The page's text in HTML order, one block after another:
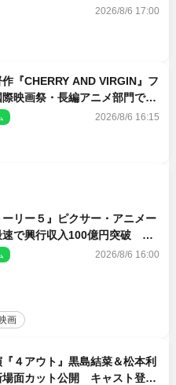
ップ2026」レポート【最終
2026/8/6 17:00
『CHERRY AND VIRGIN』フ
際映画祭・長編アニメ部門で観
！
2026/8/6 16:15
リー５』ピクサー・アニメー
速で興行収入100億円突破 シ
が目前
2026/8/6 16:00
画
４アウト』黒島結菜＆松本利
場面カット公開 キャスト登壇